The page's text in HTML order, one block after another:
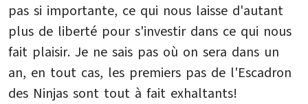
pas si importante, ce qui nous laisse d'autant
plus de liberté pour s'investir dans ce qui nous
fait plaisir. Je ne sais pas où on sera dans un
an, en tout cas, les premiers pas de l'Escadron
des Ninjas sont tout à fait exhaltants!